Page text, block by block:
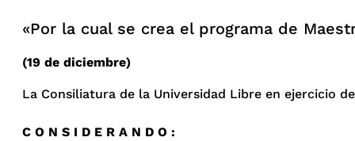
«Por la cual se crea el programa de
(19 de diciembre)
La Consiliatura de la Universidad Libre en ejercicio
C O N S I D E R A N D O :